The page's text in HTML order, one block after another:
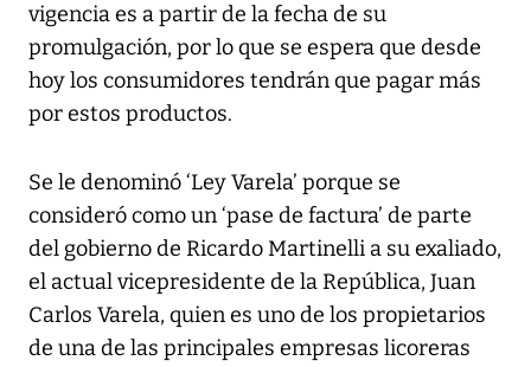
vigencia es a partir de la fecha de su
promulgación, por lo que se espera que desde
hoy los consumidores tendrán que pagar más
por estos productos.
Se le denominó ‘Ley Varela’ porque se
consideró como un ‘pase de factura’ de parte
del gobierno de Ricardo Martinelli a su exaliado,
el actual vicepresidente de la República, Juan
Carlos Varela, quien es uno de los propietarios
de una de las principales empresas licoreras